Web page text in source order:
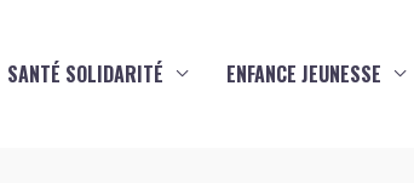
SANTÉ SOLIDARITÉ ENFANCE JEUNESSE